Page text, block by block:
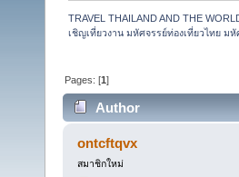
TRAVEL THAILAND AND THE
เชิญเที่ยวงาน มหัศจรรย์ท่องเที่ยวไทย ม
Pages: [1]
Author
ontcftqvx
สมาชิกใหม่